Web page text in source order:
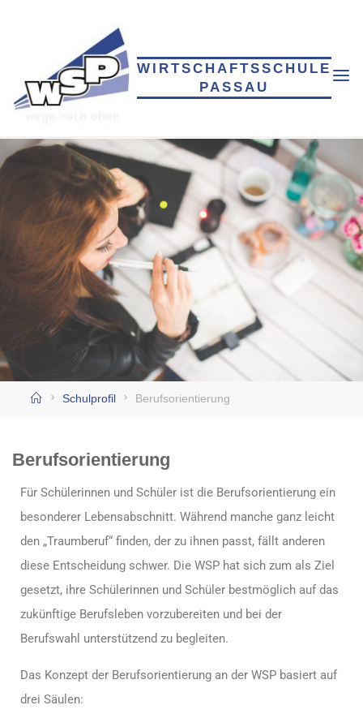
WIRTSCHAFTSSCHULE
PASSAU
Schulprofil Berufsorientierung
Berufsorientierung
Für Schülerinnen und Schüler ist die Berufsorientierung ein
besonderer Lebensabschnitt. Während manche ganz leicht
den „Traumberuf“ finden, der zu ihnen passt, fällt anderen
diese Entscheidung schwer. Die WSP hat sich zum als Ziel
gesetzt, ihre Schülerinnen und Schüler bestmöglich auf das
zukünftige Berufsleben vorzubereiten und bei der
Berufswahl unterstützend zu begleiten.
Das Konzept der Berufsorientierung an der WSP basiert auf
drei Säulen: